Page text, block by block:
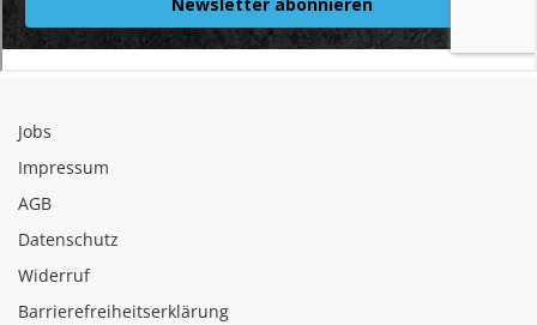
Jobs
Impressum
AGB
Datenschutz
Widerruf
Barrierefreiheitserklärung